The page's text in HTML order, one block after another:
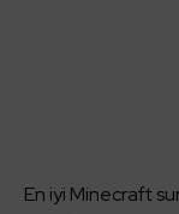
En iyi Minecraft